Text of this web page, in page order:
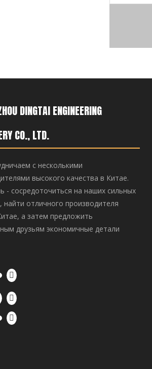
DINGTAI ENGINEERING
CO., LTD.
с несколькими
высокого качества в Китае.
- сосредоточиться на наших сильных
найти отличного производителя
а затем предложить
друзьям экономичные детали